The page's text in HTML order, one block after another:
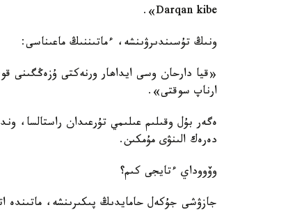
Darqan kibe».
ونىڭ تۇسىندىرۋىنشە، ءماتىننىڭ ماعىناسى:
«قيا دارحان وسى ايداھار ورنەكتى ۇزەڭگىنى
ارناپ سوقتى».
ەگەر بۇل وقىلىم عىلىمي تۇرعىدان راستالسا،
دەرەك الىنۋى مۇمكىن.
وۆووداي ءتايجى كىم؟